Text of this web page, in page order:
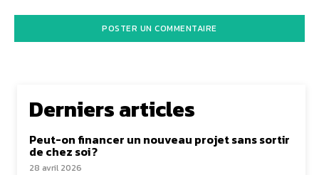
Derniers articles
Peut-on financer un nouveau projet sans sortir
de chez soi ?
28 avril 2026